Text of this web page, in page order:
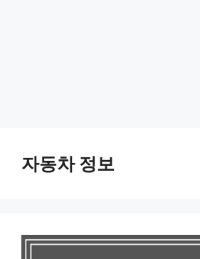
content자동차 정보